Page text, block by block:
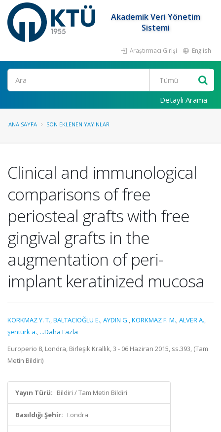
Akademik Veri Yönetim
Sistemi
Araştırmacı Girişi English
Ara
Detaylı Arama
ANA SAYFA SON EKLENEN YAYINLAR
Clinical and immunological
comparisons of free
periosteal grafts with free
gingival grafts in the
augmentation of peri-
implant keratinized mucosa
KORKMAZ Y. T.,BALTACIOĞLU E.,AYDIN G.,KORKMAZ F. M.,ALVER A.,
şentürk a., ...Daha Fazla
Europerio 8, Londra, Birleşik Krallık, 3 - 06 Haziran 2015, ss.393, (Tam
Metin Bildiri)
Yayın Türü: Bildiri / Tam Metin Bildiri
Basıldığı Şehir: Londra